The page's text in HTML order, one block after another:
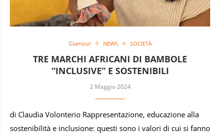
Glamour NEWS SOCIETÀ
TRE MARCHI AFRICANI DI BAMBOLE
“INCLUSIVE” E SOSTENIBILI
2 Maggio 2024
di Claudia Volonterio Rappresentazione, educazione alla
sostenibilità e inclusione: questi sono i valori di cui si fanno